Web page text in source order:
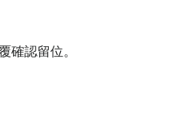
確認留位。